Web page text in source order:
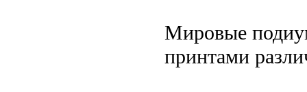
Мировые
принтами